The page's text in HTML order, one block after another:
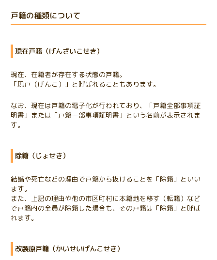
戸籍の種類について
現在戸籍（げんざいこせき）
現在、在籍者が存在する状態の戸籍。
「現戸（げんこ）」と呼ばれることもあります。
なお、現在は戸籍の電子化が行われており、「戸籍全部事項証
明書」または「戸籍一部事項証明書」という名前が表示されま
す。
除籍（じょせき）
結婚や死亡などの理由で戸籍から抜けることを「除籍」といい
ます。
また、上記の理由や他の市区町村に本籍地を移す（転籍）など
で戸籍内の全員が除籍した場合も、その戸籍は「除籍」と呼ば
れます。
改製原戸籍（かいせいげんこせき）